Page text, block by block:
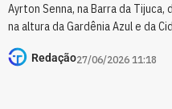
Ayrton Senna, na Barra da
na altura da Gardênia Azul e da
Redação27/06/2026 11:18